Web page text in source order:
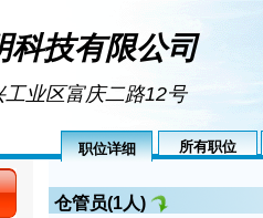
科技有限公司
业区富庆二路12号
职位详细 所有职位
仓管员(1人)